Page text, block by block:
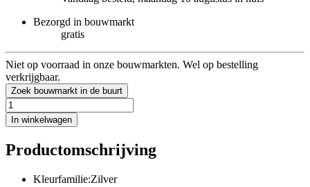
Bezorgd in bouwmarkt
gratis
Niet op voorraad in onze bouwmarkten. Wel op bestelling
verkrijgbaar.
Zoek bouwmarkt in de buurt
In winkelwagen
Productomschrijving
Kleurfamilie:Zilver